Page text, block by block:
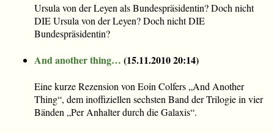
Ursula von der Leyen als Bundespräsidentin? Doch nicht
DIE Ursula von der Leyen? Doch nicht DIE
Bundespräsidentin?
And another thing… (15.11.2010 20:14)
Eine kurze Rezension von Eoin Colfers „And Another
Thing“, dem inoffiziellen sechsten Band der Trilogie in vier
Bänden „Per Anhalter durch die Galaxis“.